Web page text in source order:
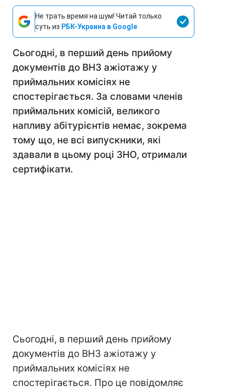
Не трать время на шум! Читай только
суть из РБК-Украина в Google
Сьогодні, в перший день прийому
документів до ВНЗ ажіотажу у
приймальних комісіях не
спостерігається. За словами членів
приймальних комісій, великого
напливу абітурієнтів немає, зокрема
тому що, не всі випускники, які
здавали в цьому році ЗНО, отримали
сертифікати.
Сьогодні, в перший день прийому
документів до ВНЗ ажіотажу у
приймальних комісіях не
спостерігається. Про це повідомляє